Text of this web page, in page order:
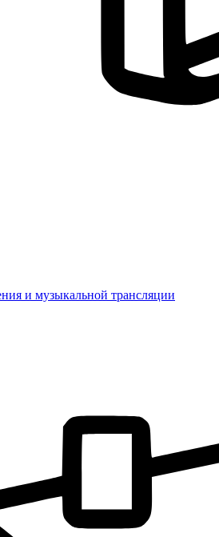
и музыкальной трансляции